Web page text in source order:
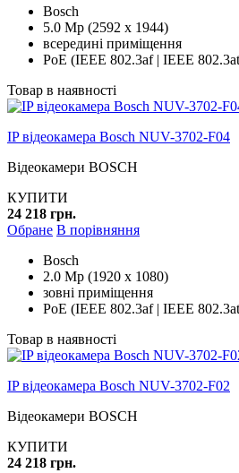
Bosch
5.0 Mp (2592 x 1944)
всередині приміщення
PoE (IEEE 802.3af | IEEE
Товар в наявності
IP відеокамера Bosch NUV-3702-F04
Відеокамери BOSCH
КУПИТИ
24 218 грн.
Обране В порівняння
Bosch
2.0 Mp (1920 x 1080)
зовні приміщення
PoE (IEEE 802.3af | IEEE
Товар в наявності
IP відеокамера Bosch NUV-3702-F02
Відеокамери BOSCH
КУПИТИ
24 218 грн.